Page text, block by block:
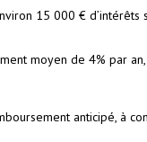
15 000 € d’intérêts
moyen de 4% par an,
anticipé, à